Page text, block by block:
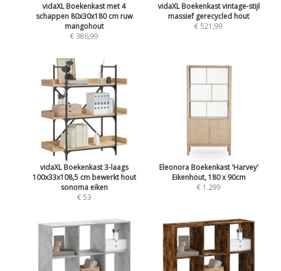
vidaXL Boekenkast met 4
schappen 80x30x180 cm ruw
mangohout
€ 386,99
vidaXL Boekenkast vintage-stijl
massief gerecycled hout
€ 521,99
vidaXL Boekenkast 3-laags
100x33x108,5 cm bewerkt hout
sonoma eiken
€ 53
Eleonora Boekenkast 'Harvey'
Eikenhout, 180 x 90cm
€ 1.299